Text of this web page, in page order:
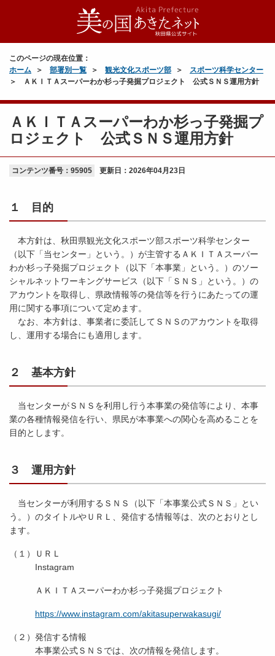
このページの現在位置：
ホーム
部署別一覧 観光文化スポーツ部
スポーツ科学センター
ＡＫＩＴＡスーパーわか杉っ子発掘プロジェクト 公式ＳＮＳ運用方針
ＡＫＩＴＡスーパーわか杉っ子発掘プ
ロジェクト 公式ＳＮＳ運用方針
コンテンツ番号：95905 更新日： 2026年04月23日
１ 目的
本方針は、秋田県観光文化スポーツ部スポーツ科学センター
（以下「当センター」という。）が主管するＡＫＩＴＡスーパー
わか杉っ子発掘プロジェクト（以下「本事業」という。）のソー
シャルネットワーキングサービス（以下「ＳＮＳ」という。）の
アカウントを取得し、県政情報等の発信等を行うにあたっての運
用に関する事項について定めます。
なお、本方針は、事業者に委託してＳＮＳのアカウントを取得
し、運用する場合にも適用します。
２ 基本方針
当センターがＳＮＳを利用し行う本事業の発信等により、本事
業の各種情報発信を行い、県民が本事業への関心を高めることを
目的とします。
３ 運用方針
当センターが利用するＳＮＳ（以下「本事業公式ＳＮＳ」とい
う。）のタイトルやＵＲＬ、発信する情報等は、次のとおりとし
ます。
（１）ＵＲＬ
Instagram
ＡＫＩＴＡスーパーわか杉っ子発掘プロジェクト
https://www.instagram.com/akitasuperwakasugi/
（２）発信する情報
本事業公式ＳＮＳでは、次の情報を発信します。